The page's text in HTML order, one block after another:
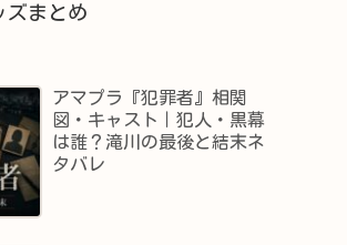
ズまとめ
アマプラ『犯罪者』相関
図・キャスト｜犯人・黒幕
は誰？滝川の最後と結末ネ
タバレ